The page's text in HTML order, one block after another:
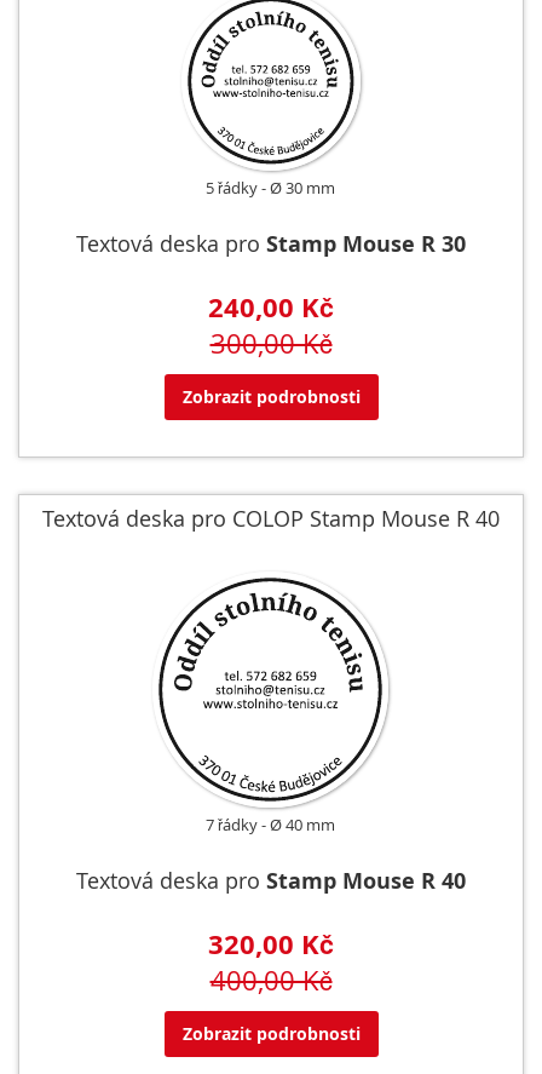
5 řádky Ø 30 mm
Textová deska pro Stamp Mouse R 30
240,00 Kč
300,00 Kč
Zobrazit podrobnosti
Textová deska pro COLOP Stamp Mouse R 40
7 řádky Ø 40 mm
Textová deska pro Stamp Mouse R 40
320,00 Kč
400,00 Kč
Zobrazit podrobnosti